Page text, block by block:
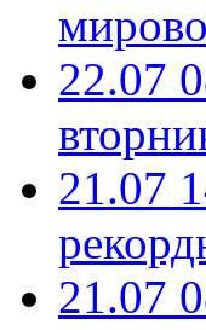
22.07
21.07
21.07